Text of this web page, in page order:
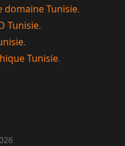
domaine Tunisie.
Tunisie.
.
Tunisie.